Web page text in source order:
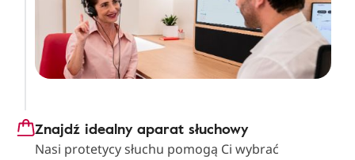
Znajdź idealny aparat słuchowy
Nasi protetycy słuchu pomogą Ci wybrać